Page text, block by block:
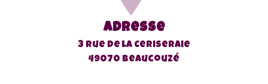
Adresse
3 rue de la Ceriseraie
49070 Beaucouzé